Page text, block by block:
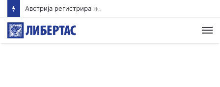
Австрија регистрира нов температурен рекорд